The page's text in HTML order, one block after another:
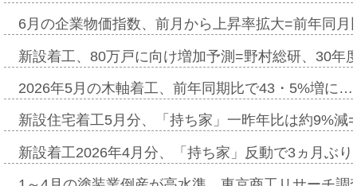
6月の企業物価指数、前月から上昇率拡大=前年同
新設着工、80万戸に向け増加予測=野村総研、30年
2026年5月の木軸着工、前年同期比で43・5%増に…
新設住宅着工5月分、「持ち家」一昨年比は約9%
新設着工2026年4月分、「持ち家」反動で3ヵ月ぶ